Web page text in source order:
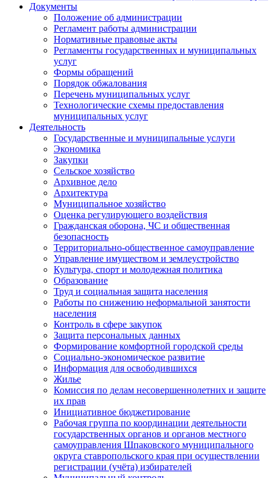
Документы
Положение об администрации
Регламент работы администрации
Нормативные правовые акты
Регламенты государственных и муниципальных
услуг
Формы обращений
Порядок обжалования
Перечень муниципальных услуг
Технологические схемы предоставления
муниципальных услуг
Деятельность
Государственные и муниципальные услуги
Экономика
Закупки
Сельское хозяйство
Архивное дело
Архитектура
Муниципальное хозяйство
Оценка регулирующего воздействия
Гражданская оборона, ЧС и общественная
безопасность
Территориально-общественное самоуправление
Управление имуществом и землеустройство
Культура, спорт и молодежная политика
Образование
Труд и социальная защита населения
Работы по снижению неформальной занятости
населения
Контроль в сфере закупок
Защита персональных данных
Формирование комфортной городской среды
Социально-экономическое развитие
Информация для освободившихся
Жилье
Комиссия по делам несовершеннолетних и защите
их прав
Инициативное бюджетирование
Рабочая группа по координации деятельности
государственных органов и органов местного
самоуправления Шпаковского муниципального
округа ставропольского края при осуществлении
регистрации (учёта) избирателей